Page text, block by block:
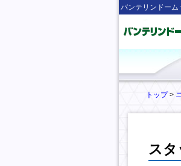
バンテリンドーム
トップ>
スタ